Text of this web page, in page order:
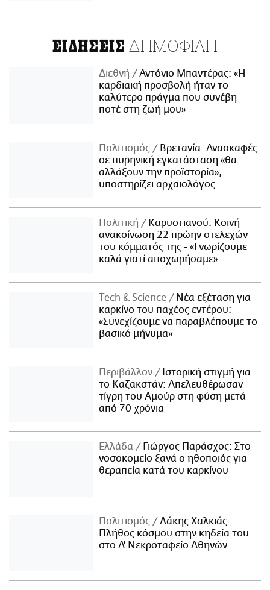
ΕΙΔΗΣΕΙΣ ΔΗΜΟΦΙΛΗ
Διεθνή
Αντόνιο Μπαντέρας: «Η
καρδιακή προσβολή ήταν το
καλύτερο πράγμα που συνέβη
ποτέ στη ζωή μου»
Πολιτισμός
Βρετανία: Ανασκαφές
σε πυρηνική εγκατάσταση «θα
αλλάξουν την προϊστορία»,
υποστηρίζει αρχαιολόγος
Πολιτική
Καρυστιανού: Κοινή
ανακοίνωση 22 πρώην στελεχών
του κόμματός της - «Γνωρίζουμε
καλά γιατί αποχωρήσαμε»
Τech & Science
Νέα εξέταση για
καρκίνο του παχέος εντέρου:
«Συνεχίζουμε να παραβλέπουμε το
βασικό μήνυμα»
Περιβάλλον
Ιστορική στιγμή για
το Καζακστάν: Απελευθέρωσαν
τίγρη του Αμούρ στη φύση μετά
από 70 χρόνια
Ελλάδα
Γιώργος Παράσχος: Στο
νοσοκομείο ξανά ο ηθοποιός για
θεραπεία κατά του καρκίνου
Πολιτισμός
Λάκης Χαλκιάς:
Πλήθος κόσμου στην κηδεία του
στο Α' Νεκροταφείο Αθηνών